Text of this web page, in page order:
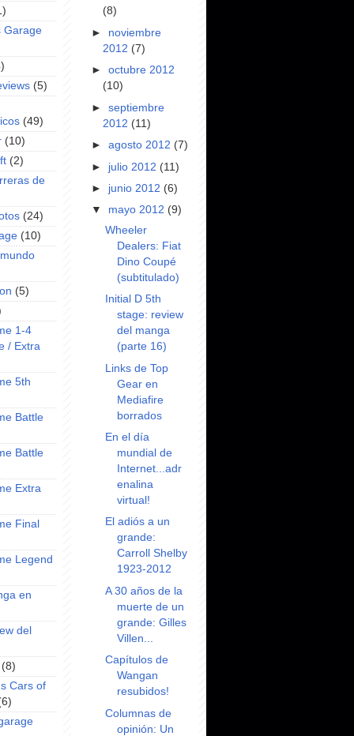
Garage
(5)
(49)
(10)
(2)
de
(24)
(10)
(5)
1-4
/ Extra
5th
Battle
Battle
Extra
Final
Legend
en
del
(8)
Cars of
(8)
► noviembre
2012 (7)
►octubre 2012
(10)
►septiembre
2012 (11)
►agosto 2012 (7)
► julio 2012 (11)
► junio 2012 (6)
▼ mayo 2012 (9)
Wheeler
Dealers: Fiat
Dino Coupé
(subtitulado)
Initial D 5th
stage: review
del manga
(parte 16)
Links de Top
Gear en
Mediafire
borrados
En el día
mundial de
Internet...adr
enalina
virtual!
El adiós a un
grande:
Carroll Shelby
1923-2012
A 30 años de la
muerte de un
grande: Gilles
Villen...
Capítulos de
Wangan
resubidos!
Columnas de
opinión: Un